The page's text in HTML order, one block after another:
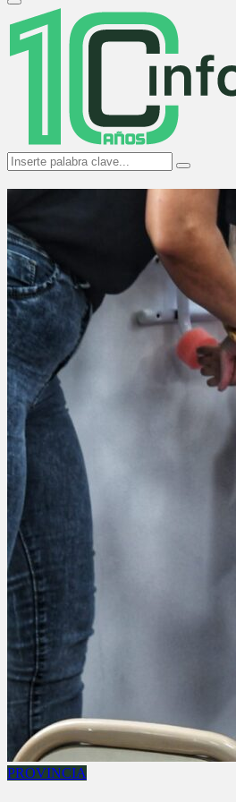
Primary
Menu
Search
for:
Search
PROVINCIA